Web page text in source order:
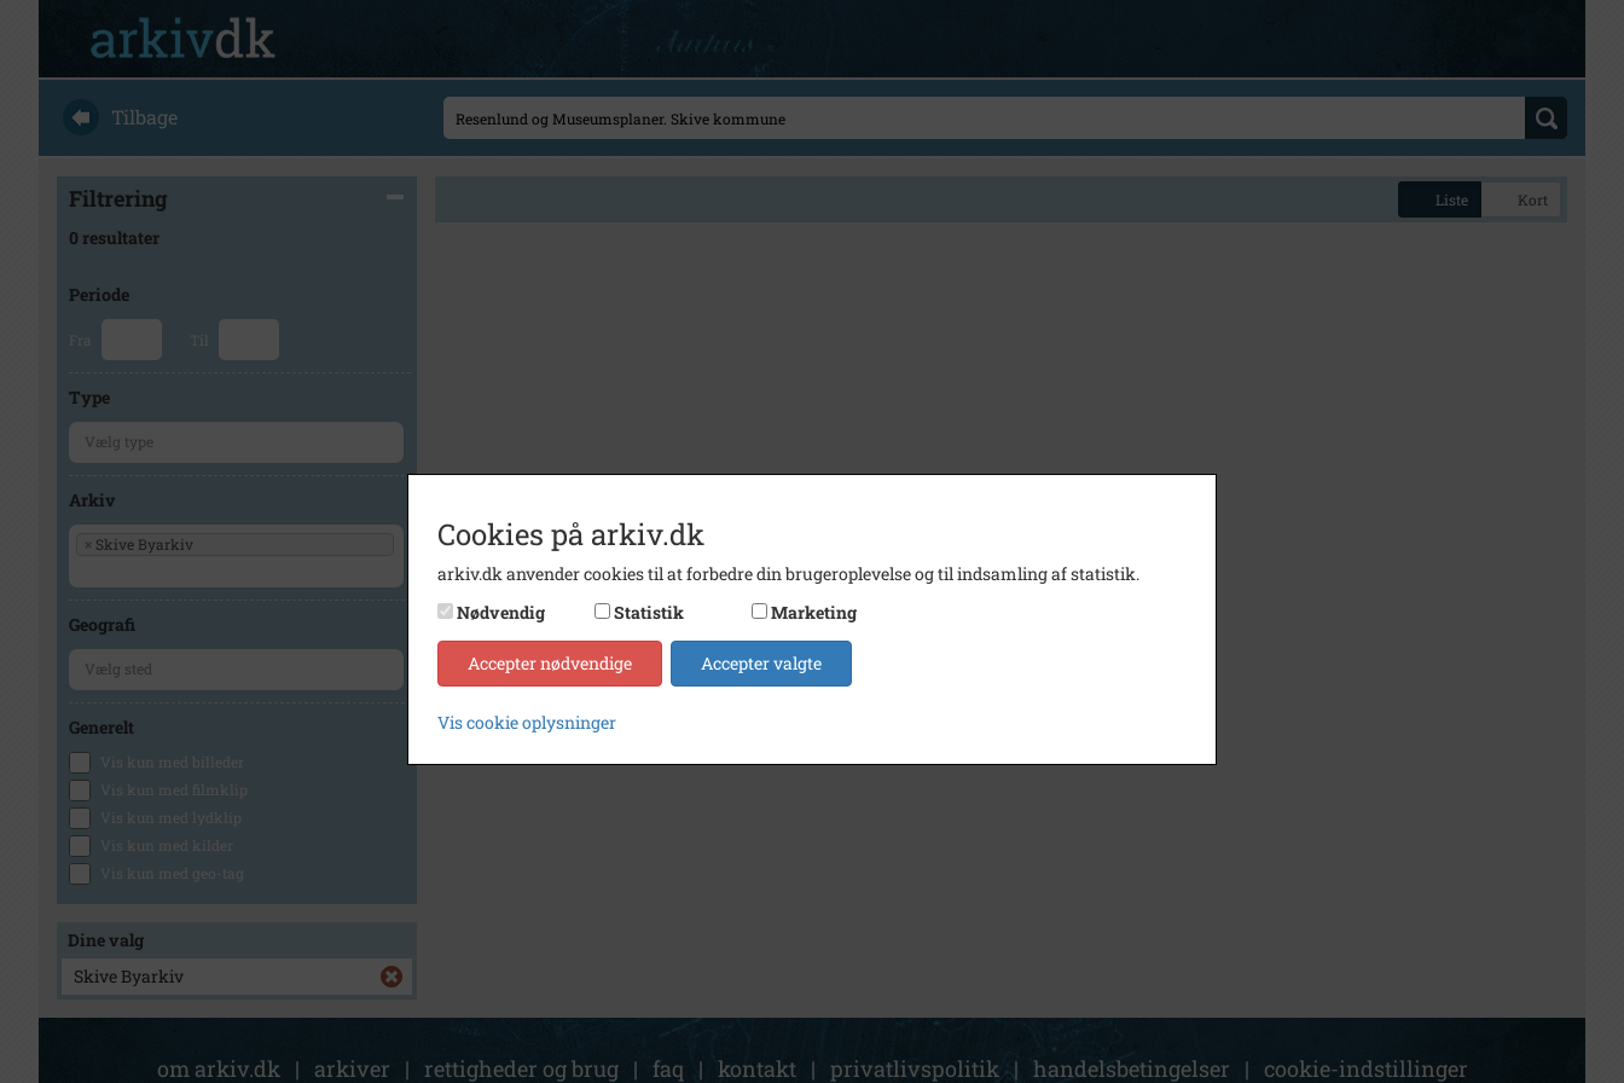
Tilbage
Filtrering
0 resultater
Periode
Fra Til
Type
Arkiv
× Skive Byarkiv
Geografi
Generelt
Vis kun med billeder
Vis kun med filmklip
Vis kun med lydklip
Vis kun med kilder
Vis kun med geo-tag
Dine valg
Skive Byarkiv
Liste Kort
om arkiv.dk | arkiver | rettigheder og brug | faq | kontakt | privatlivspolitik | handelsbetingelser | cookie-indstillinger
Cookies på arkiv.dk
arkiv.dk anvender cookies til at forbedre din brugeroplevelse og til indsamling af statistik.
Nødvendig
Statistik Marketing
Accepter nødvendige Accepter valgte
Vis cookie oplysninger